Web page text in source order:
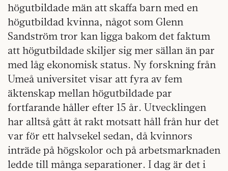
högutbildade män att skaffa barn med en
högutbildad kvinna, något som Glenn
Sandström tror kan ligga bakom det faktum
att högutbildade skiljer sig mer sällan än par
med låg ekonomisk status. Ny forskning från
Umeå universitet visar att fyra av fem
äktenskap mellan högutbildade par
fortfarande håller efter 15 år. Utvecklingen
har alltså gått åt rakt motsatt håll från hur det
var för ett halvsekel sedan, då kvinnors
inträde på högskolor och på arbetsmarknaden
ledde till många separationer. I dag är det i